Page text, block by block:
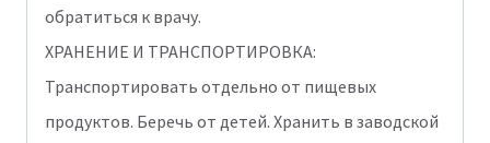
обратиться к врачу.
ХРАНЕНИЕ И ТРАНСПОРТИРОВКА:
Транспортировать отдельно от пищевых
продуктов. Беречь от детей. Хранить в заводской